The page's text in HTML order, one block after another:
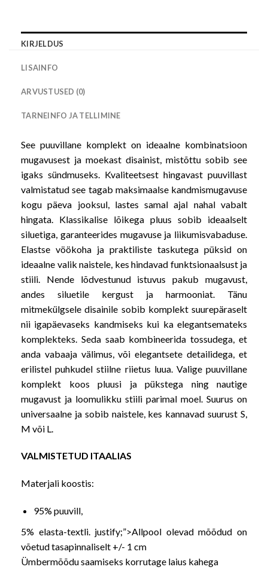
KIRJELDUS
LISAINFO
ARVUSTUSED (0)
TARNEINFO JA TELLIMINE
See puuvillane komplekt on ideaalne kombinatsioon
mugavusest ja moekast disainist, mistõttu sobib see
igaks sündmuseks. Kvaliteetsest hingavast puuvillast
valmistatud see tagab maksimaalse kandmismugavuse
kogu päeva jooksul, lastes samal ajal nahal vabalt
hingata. Klassikalise lõikega pluus sobib ideaalselt
siluetiga, garanteerides mugavuse ja liikumisvabaduse.
Elastse vöökoha ja praktiliste taskutega püksid on
ideaalne valik naistele, kes hindavad funktsionaalsust ja
stiili. Nende lõdvestunud istuvus pakub mugavust,
andes siluetile kergust ja harmooniat. Tänu
mitmekülgsele disainile sobib komplekt suurepäraselt
nii igapäevaseks kandmiseks kui ka elegantsemateks
komplekteks. Seda saab kombineerida tossudega, et
anda vabaaja välimus, või elegantsete detailidega, et
erilistel puhkudel stiilne riietus luua. Valige puuvillane
komplekt koos pluusi ja pükstega ning nautige
mugavust ja loomulikku stiili parimal moel. Suurus on
universaalne ja sobib naistele, kes kannavad suurust S,
M või L.
VALMISTETUD ITAALIAS
Materjali koostis:
95% puuvill,
5% elasta-textli. justify;”>Allpool olevad mõõdud on
võetud tasapinnaliselt +/- 1 cm
Ümbermõõdu saamiseks korrutage laius kahega